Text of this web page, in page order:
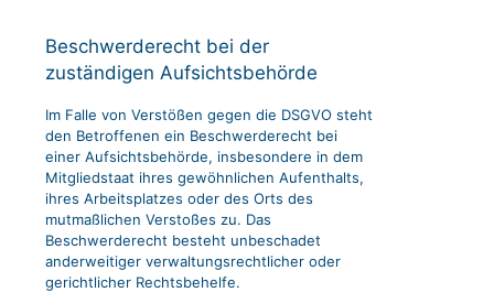
Beschwerde­recht bei der
zuständigen Aufsichts­behörde
Im Falle von Verstößen gegen die DSGVO steht
den Betroffenen ein Beschwerderecht bei
einer Aufsichtsbehörde, insbesondere in dem
Mitgliedstaat ihres gewöhnlichen Aufenthalts,
ihres Arbeitsplatzes oder des Orts des
mutmaßlichen Verstoßes zu. Das
Beschwerderecht besteht unbeschadet
anderweitiger verwaltungsrechtlicher oder
gerichtlicher Rechtsbehelfe.